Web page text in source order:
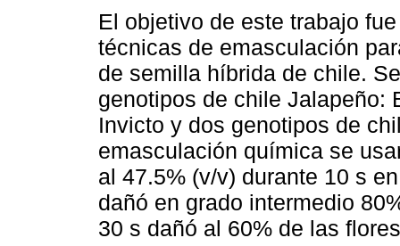
El objetivo de este trabajo
técnicas de emasculación
de semilla híbrida de chile.
genotipos de chile Jalapeño:
Invicto y dos genotipos de
emasculación química se
al 47.5% (v/v) durante 10 s
dañó en grado intermedio
30 s dañó al 60% de las